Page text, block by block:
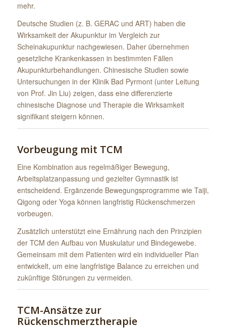
mehr.
Deutsche Studien (z. B. GERAC und ART) haben die
Wirksamkeit der Akupunktur im Vergleich zur
Scheinakupunktur nachgewiesen. Daher übernehmen
gesetzliche Krankenkassen in bestimmten Fällen
Akupunkturbehandlungen. Chinesische Studien sowie
Untersuchungen in der Klinik Bad Pyrmont (unter Leitung
von Prof. Jin Liu) zeigen, dass eine differenzierte
chinesische Diagnose und Therapie die Wirksamkeit
signifikant steigern können.
Vorbeugung mit TCM
Eine Kombination aus regelmäßiger Bewegung,
Arbeitsplatzanpassung und gezielter Gymnastik ist
entscheidend. Ergänzende Bewegungsprogramme wie Taiji,
Qigong oder Yoga können langfristig Rückenschmerzen
vorbeugen.
Zusätzlich unterstützt eine Ernährung nach den Prinzipien
der TCM den Aufbau von Muskulatur und Bindegewebe.
Gemeinsam mit dem Patienten wird ein individueller Plan
entwickelt, um eine langfristige Balance zu erreichen und
zukünftige Störungen zu vermeiden.
TCM-Ansätze zur
Rückenschmerztherapie